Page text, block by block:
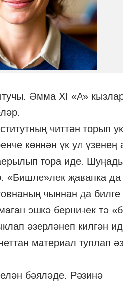
Әмма ХI «А»
читтән торып
көннән үк ул үзенең
тора иде.
«Бишле»лек җавапка да
чыннан да билге
эшкә берничек тә
әзерләнеп килгән
материал туплап
бәяләде. Рәзинә